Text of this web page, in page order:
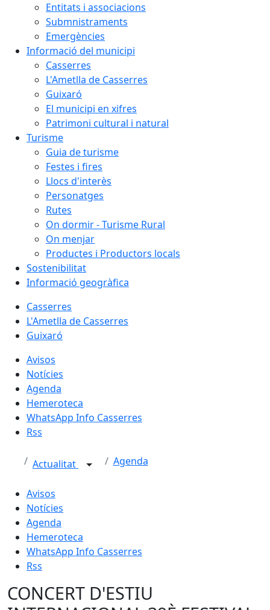
Entitats i associacions
Submnistraments
Emergències
Informació del municipi
Casserres
L'Ametlla de Casserres
Guixaró
El municipi en xifres
Patrimoni cultural i natural
Turisme
Guia de turisme
Festes i fires
Llocs d'interès
Personatges
Rutes
On dormir - Turisme Rural
On menjar
Productes i Productors locals
Sostenibilitat
Informació geogràfica
Casserres
L'Ametlla de Casserres
Guixaró
Avisos
Notícies
Agenda
Hemeroteca
WhatsApp Info Casserres
Rss
Actualitat Agenda
Avisos
Notícies
Agenda
Hemeroteca
WhatsApp Info Casserres
Rss
CONCERT D'ESTIU